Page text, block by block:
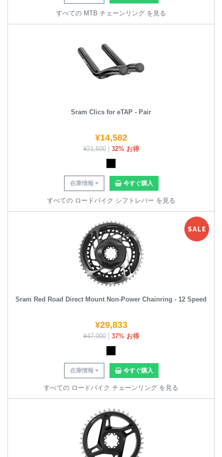
すべての MTB チェーンリング を見る
Sram Clics for eTAP - Pair
¥14,582
¥21,500 32% お得
在庫情報 今すぐ購入
すべての ロードバイク シフトレバー を見る
Sram Red Road Direct Mount Non-Power Chainring - 12 Speed
¥29,833
¥47,000 37% お得
在庫情報 今すぐ購入
すべての ロードバイク チェーンリング を見る